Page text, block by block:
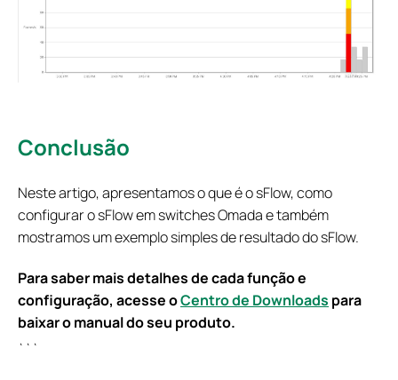
Conclusão
Neste artigo, apresentamos o que é o sFlow, como
configurar o sFlow em switches Omada e também
mostramos um exemplo simples de resultado do sFlow.
Para saber mais detalhes de cada função e
configuração, acesse oCentro de Downloads para
baixar o manual do seu produto.
```